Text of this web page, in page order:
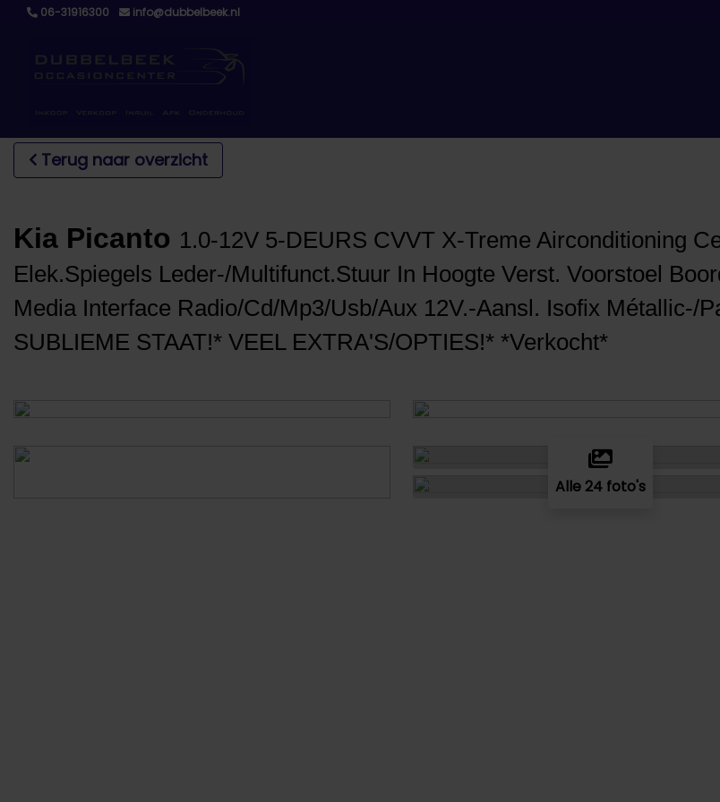
06-31916300 info@dubbelbeek.nl
Terug naar overzicht
Kia Picanto 1.0-12V 5-DEURS CVVT X-Treme Airconditioning
Elek.Spiegels Leder-/Multifunct.Stuur In Hoogte Verst. Voorstoel
Media Interface Radio/Cd/Mp3/Usb/Aux 12V.-Aansl. Isofix Métallic-/
SUBLIEME STAAT!* VEEL EXTRA'S/OPTIES!* *Verkocht*
Alle 24 foto's